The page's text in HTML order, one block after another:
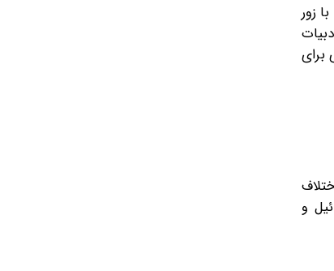
زور
برای
و